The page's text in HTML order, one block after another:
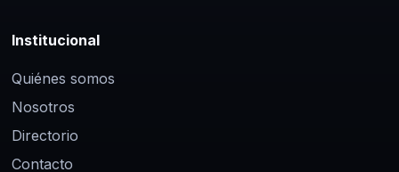
Institucional
Quiénes somos
Nosotros
Directorio
Contacto